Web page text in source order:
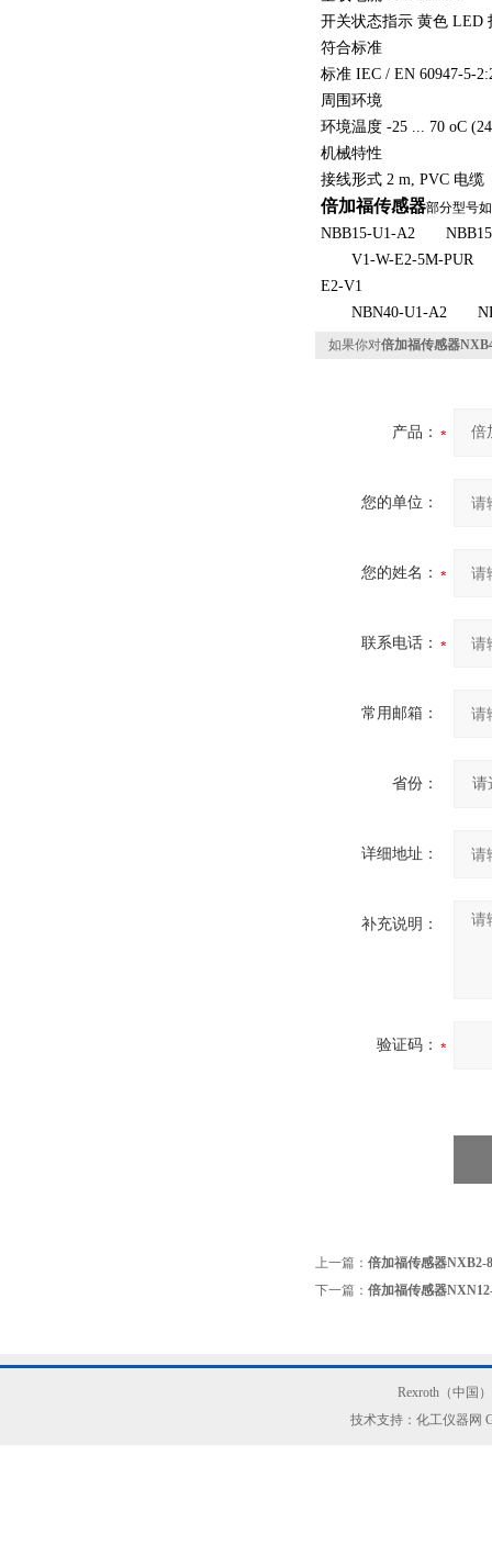
开关状态指示 黄色 LED
符合标准
标准 IEC / EN 60947-5-
周围环境
环境温度 -25 ... 70 oC
机械特性
接线形式 2 m, PVC 电缆
倍加福传感器部分型号
NBB15-U1-A2
V1-W-E2-5M-PUR
E2-V1
NBN40-U1-A2
如果你对倍加福传感器
产品：
您的单位：
您的姓名：
联系电话：
常用邮箱：
省份：
详细地址：
补充说明：
验证码：
上一篇： 倍加福传感器NXB2-
下一篇： 倍加福传感器
Rexroth（中国
技术支持：化工仪器网